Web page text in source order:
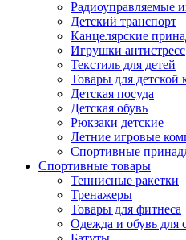
Радиоуправляемые
Детский транспорт
Канцелярские
Игрушки антистресс
Текстиль для детей
Товары для детской
Детская посуда
Детская обувь
Рюкзаки детские
Летние игровые
Спортивные
Спортивные товары
Теннисные ракетки
Тренажеры
Товары для фитнеса
Одежда и обувь для